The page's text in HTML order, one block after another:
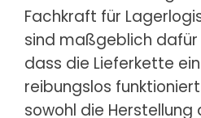
Fachkraft für
sind maßgeblich
dass die Lieferkette
reibungslos
sowohl die Herstellung